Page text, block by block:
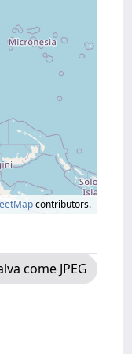
contributors.
come JPEG